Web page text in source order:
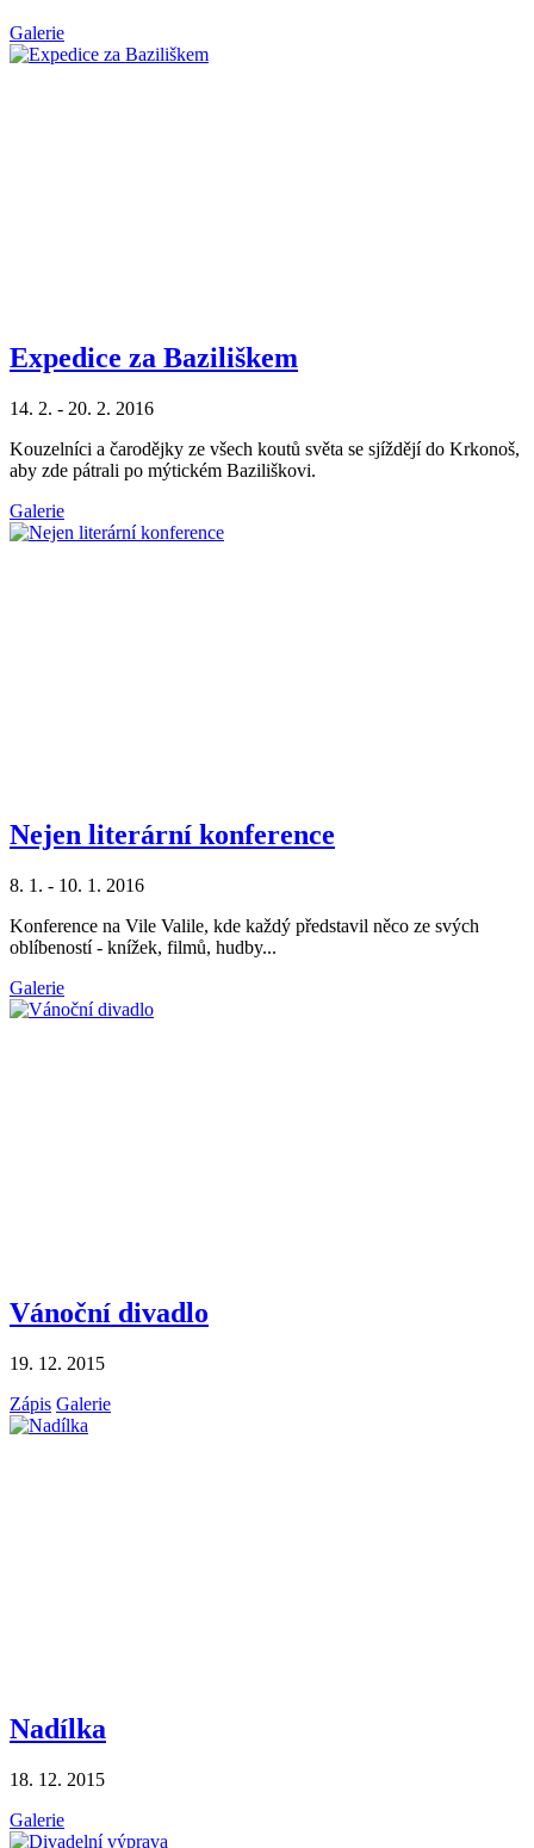
Galerie
Expedice za Baziliškem
14. 2. - 20. 2. 2016
Kouzelníci a čarodějky ze všech koutů světa se sjíždějí do Krkonoš,
aby zde pátrali po mýtickém Baziliškovi.
Galerie
Nejen literární konference
8. 1. - 10. 1. 2016
Konference na Vile Valile, kde každý představil něco ze svých
oblíbeností - knížek, filmů, hudby...
Galerie
Vánoční divadlo
19. 12. 2015
Zápis Galerie
Nadílka
18. 12. 2015
Galerie